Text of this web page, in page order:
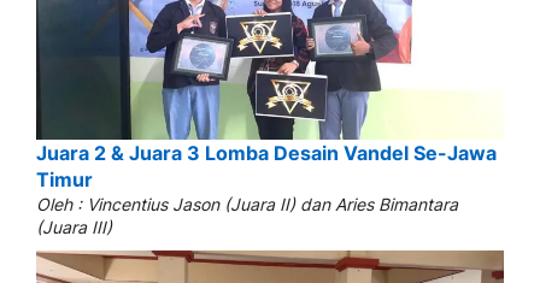
Juara 2 & Juara 3 Lomba Desain Vandel Se-Jawa
Timur
Oleh : Vincentius Jason (Juara II) dan Aries Bimantara
(Juara III)